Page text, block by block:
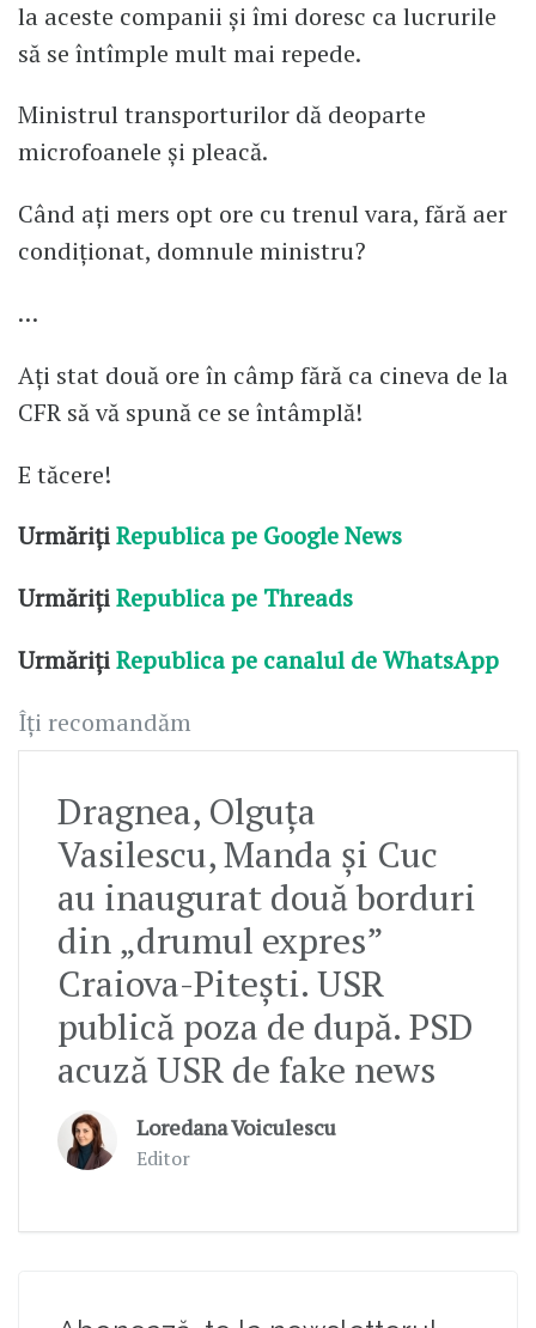
la aceste companii și îmi doresc ca lucrurile
să se întîmple mult mai repede.
Ministrul transporturilor dă deoparte
microfoanele și pleacă.
Când ați mers opt ore cu trenul vara, fără aer
condiționat, domnule ministru?
…
Ați stat două ore în câmp fără ca cineva de la
CFR să vă spună ce se întâmplă!
E tăcere!
UrmărițiRepublica pe Google News
UrmărițiRepublica pe Threads
UrmărițiRepublica pe canalul de WhatsApp
Îți recomandăm
Dragnea, Olguța
Vasilescu, Manda și Cuc
au inaugurat două borduri
din „drumul expres”
Craiova-Pitești. USR
publică poza de după. PSD
acuză USR de fake news
Loredana Voiculescu
Editor